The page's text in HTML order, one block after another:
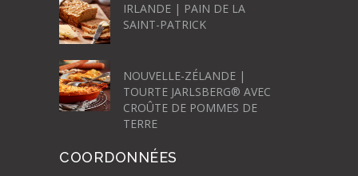
IRLANDE | PAIN DE LA
SAINT-PATRICK
NOUVELLE-ZÉLANDE |
TOURTE JARLSBERG® AVEC
CROÛTE DE POMMES DE
TERRE
COORDONNÉES